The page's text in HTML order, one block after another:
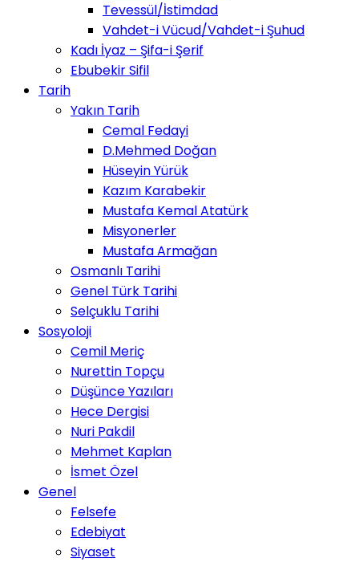
Tevessül/İstimdad
Vahdet-i Vücud/Vahdet-i Şuhud
Kadı İyaz – Şifa-i Şerif
Ebubekir Sifil
Tarih
Yakın Tarih
Cemal Fedayi
D.Mehmed Doğan
Hüseyin Yürük
Kazım Karabekir
Mustafa Kemal Atatürk
Misyonerler
Mustafa Armağan
Osmanlı Tarihi
Genel Türk Tarihi
Selçuklu Tarihi
Sosyoloji
Cemil Meriç
Nurettin Topçu
Düşünce Yazıları
Hece Dergisi
Nuri Pakdil
Mehmet Kaplan
İsmet Özel
Genel
Felsefe
Edebiyat
Siyaset